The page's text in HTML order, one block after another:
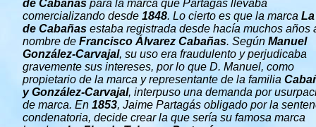
de Cabañas para la marca que Partagás llevaba
comercializando desde 1848. Lo cierto es que la marca
de Cabañas estaba registrada desde hacía muchos años
nombre de Francisco Álvarez Cabañas. Según Manuel
González-Carvajal, su uso era fraudulento y perjudicaba
gravemente sus intereses, por lo que D. Manuel, como
propietario de la marca y representante de la familia
y González-Carvajal, interpuso una demanda por
de marca. En 1853, Jaime Partagás obligado por la
condenatoria, decide crear la que sería su famosa marca